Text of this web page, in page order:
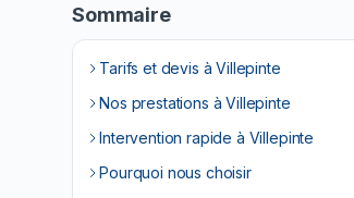
Sommaire
Tarifs et devis à Villepinte
Nos prestations à Villepinte
Intervention rapide à Villepinte
Pourquoi nous choisir